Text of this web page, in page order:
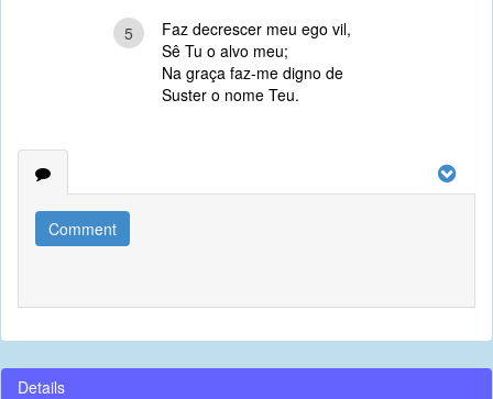
5
Faz decrescer meu ego vil,
Sê Tu o alvo meu;
Na graça faz-me digno de
Suster o nome Teu.
Comment
Details